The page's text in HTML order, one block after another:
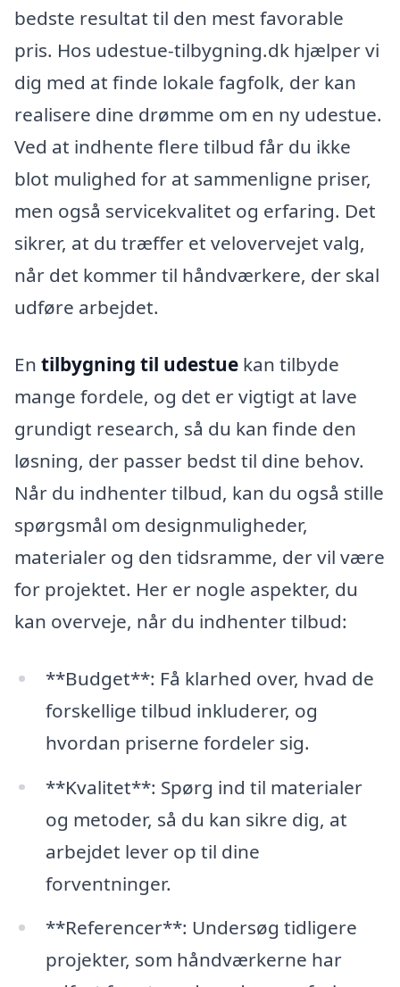
bedste resultat til den mest favorable
pris. Hos udestue-tilbygning.dk hjælper vi
dig med at finde lokale fagfolk, der kan
realisere dine drømme om en ny udestue.
Ved at indhente flere tilbud får du ikke
blot mulighed for at sammenligne priser,
men også servicekvalitet og erfaring. Det
sikrer, at du træffer et velovervejet valg,
når det kommer til håndværkere, der skal
udføre arbejdet.
En tilbygning til udestue kan tilbyde
mange fordele, og det er vigtigt at lave
grundigt research, så du kan finde den
løsning, der passer bedst til dine behov.
Når du indhenter tilbud, kan du også stille
spørgsmål om designmuligheder,
materialer og den tidsramme, der vil være
for projektet. Her er nogle aspekter, du
kan overveje, når du indhenter tilbud:
**Budget**: Få klarhed over, hvad de
forskellige tilbud inkluderer, og
hvordan priserne fordeler sig.
**Kvalitet**: Spørg ind til materialer
og metoder, så du kan sikre dig, at
arbejdet lever op til dine
forventninger.
**Referencer**: Undersøg tidligere
projekter, som håndværkerne har